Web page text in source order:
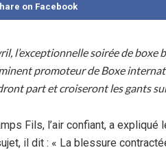
on Facebook
l’exceptionnelle soirée de
promoteur de Boxe
part et croiseront les gants
Fils, l’air confiant, a
il dit : « La blessure